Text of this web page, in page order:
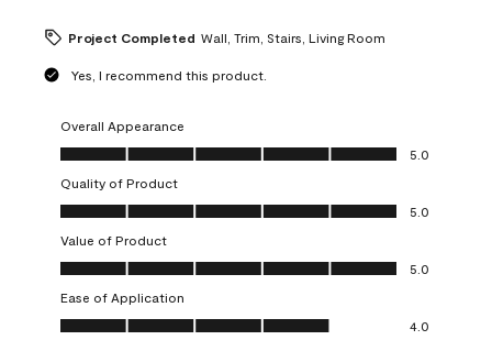
Project Completed Wall, Trim, Stairs, Living Room
Yes, I recommend this product.
Overall Appearance
Overall Appearance, 5.0 out of 5
5.0
Quality of Product
Quality of Product, 5.0 out of 5
5.0
Value of Product
Value of Product, 5.0 out of 5
5.0
Ease of Application
Ease of Application, 4.0 out of 5
4.0